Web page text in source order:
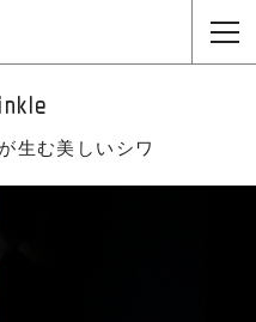
生む美しいシワ